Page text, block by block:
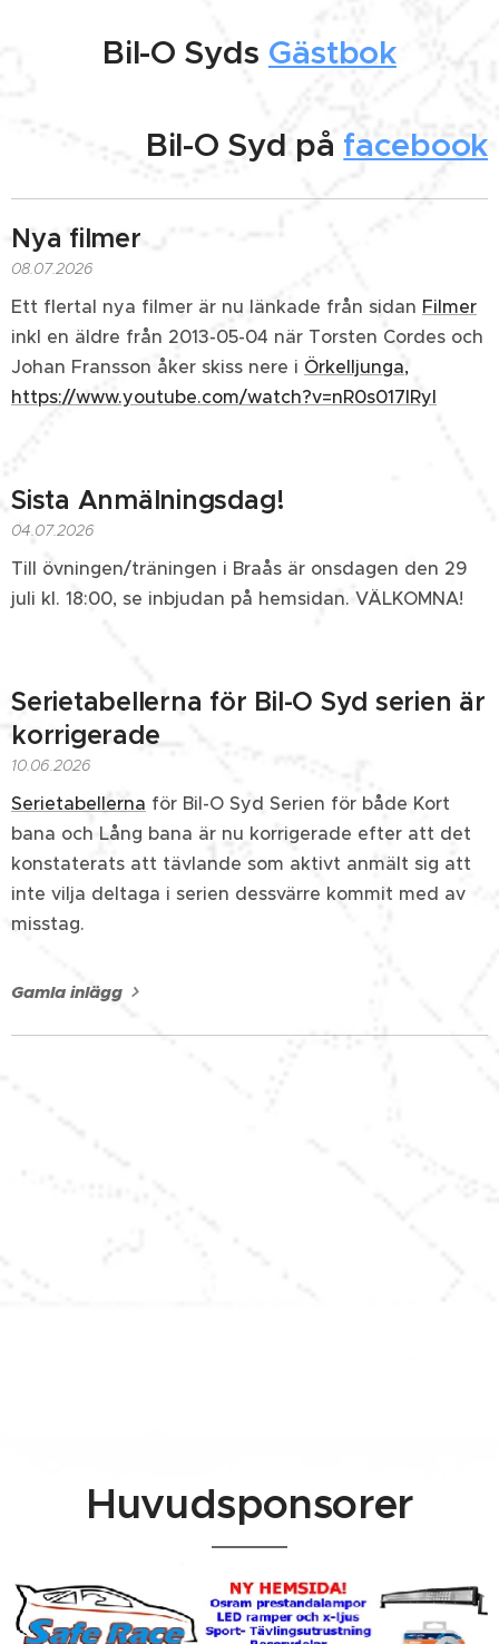
Bil-O Syds Gästbok
Bil-O Syd på facebook
Nya filmer
08.07.2026
Ett flertal nya filmer är nu länkade från sidan Filmer
inkl en äldre från 2013-05-04 när Torsten Cordes och
Johan Fransson åker skiss nere i Örkelljunga,
https://www.youtube.com/watch?v=nR0s017lRyI
Sista Anmälningsdag!
04.07.2026
Till övningen/träningen i Braås är onsdagen den 29
juli kl. 18:00, se inbjudan på hemsidan. VÄLKOMNA!
Serietabellerna för Bil-O Syd serien är
korrigerade
10.06.2026
Serietabellerna för Bil-O Syd Serien för både Kort
bana och Lång bana är nu korrigerade efter att det
konstaterats att tävlande som aktivt anmält sig att
inte vilja deltaga i serien dessvärre kommit med av
misstag.
Gamla inlägg
Huvudsponsorer